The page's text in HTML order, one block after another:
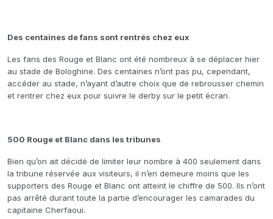
Des centaines de fans sont rentrés chez eux
Les fans des Rouge et Blanc ont été nombreux à se déplacer hier
au stade de Bologhine. Des centaines n’ont pas pu, cependant,
accéder au stade, n’ayant d’autre choix que de rebrousser chemin
et rentrer chez eux pour suivre le derby sur le petit écran.
500 Rouge et Blanc dans les tribunes
Bien qu’on ait décidé de limiter leur nombre à 400 seulement dans
la tribune réservée aux visiteurs, il n’en demeure moins que les
supporters des Rouge et Blanc ont atteint le chiffre de 500. Ils n’ont
pas arrêté durant toute la partie d’encourager les camarades du
capitaine Cherfaoui.